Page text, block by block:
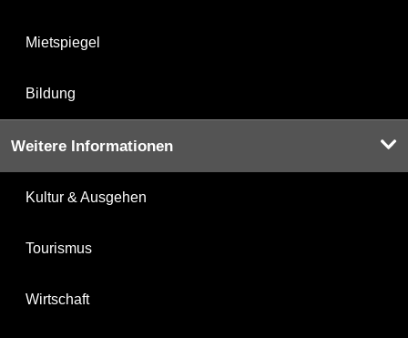
Mietspiegel
Bildung
Weitere Informationen
Kultur & Ausgehen
Tourismus
Wirtschaft